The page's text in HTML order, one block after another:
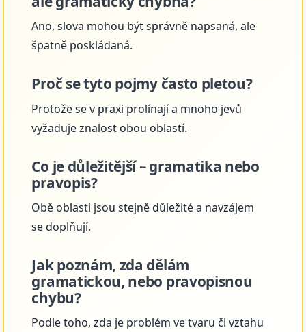
Ano, slova mohou být správně napsaná, ale
špatně poskládaná.
Proč se tyto pojmy často pletou?
Protože se v praxi prolínají a mnoho jevů
vyžaduje znalost obou oblastí.
Co je důležitější – gramatika nebo
pravopis?
Obě oblasti jsou stejně důležité a navzájem
se doplňují.
Jak poznám, zda dělám
gramatickou, nebo pravopisnou
chybu?
Podle toho, zda je problém ve tvaru či vztahu